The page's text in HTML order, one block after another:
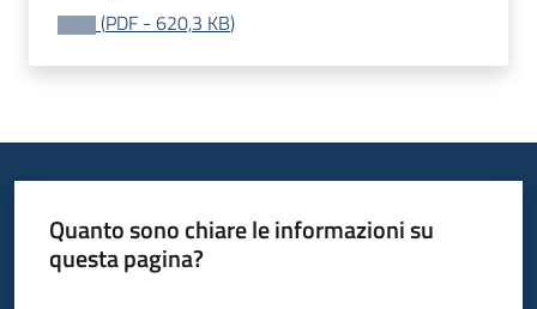
(PDF - 620,3 KB)
Quanto sono chiare le informazioni su
questa pagina?